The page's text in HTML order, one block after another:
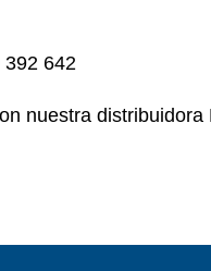
642
nuestra distribuidora